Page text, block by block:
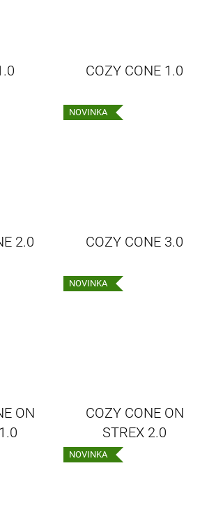
COZY CONE 1.0
2.0
NOVINKA
COZY CONE 3.0
ON
NOVINKA
COZY CONE ON
STREX 2.0
NOVINKA